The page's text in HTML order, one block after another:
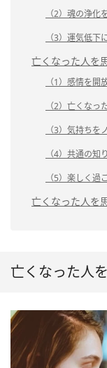
（2）魂の浄化
（3）運気低下
亡くなった人を
（1）感情を開
（2）亡くなっ
（3）気持ちを
（4）共通の知
（5）楽しく過
亡くなった人を
亡くなった人